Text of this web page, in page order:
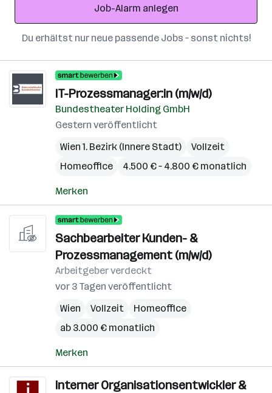
Job-Alarm anlegen
Du erhältst nur neue passende Jobs – sonst nichts!
IT-Prozessmanager:in (m/w/d)
Bundestheater Holding GmbH
Gestern veröffentlicht
Wien 1. Bezirk (Innere Stadt)
Vollzeit
Homeoffice
4.500 € – 4.800 € monatlich
Merken
Sachbearbeiter Kunden- &
Prozessmanagement (m/w/d)
Arbeitgeber verdeckt
vor 3 Tagen veröffentlicht
Wien
Vollzeit
Homeoffice
ab 3.000 € monatlich
Merken
Interner Organisationsentwickler &